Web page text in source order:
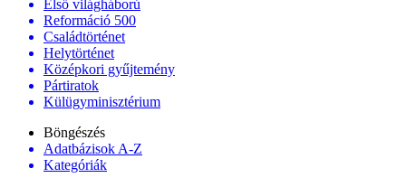
Első világháború
Reformáció 500
Családtörténet
Helytörténet
Középkori gyűjtemény
Pártiratok
Külügyminisztérium
Böngészés
Adatbázisok A-Z
Kategóriák